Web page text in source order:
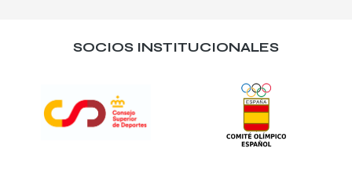
SOCIOS INSTITUCIONALES